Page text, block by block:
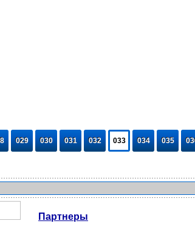
029 030 031 032 033 034 035
Партнеры